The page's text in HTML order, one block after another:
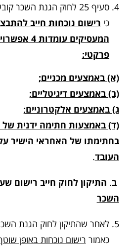
סעיף 25 לחוק הגנת השכר
כי רישום נוכחות חייב
המעסיקים
פרקטי:
(א) באמצעים מכניים;
(ב) באמצעים דיגיטליים;
ג) באמצעים אלקטרוניים;
(ד) באמצעות חתימה ידנית של
בחתימתו של האחראי הישיר
העובד.
ב. התיקון לחוק חייב רישום
השכר
לאחר שהתיקון לחוק הגנת
כאמור רישום נוכחות באופן